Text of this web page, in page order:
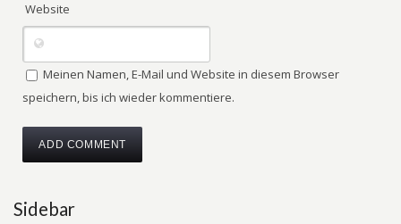
Website
Meinen Namen, E-Mail und Website in diesem Browser
speichern, bis ich wieder kommentiere.
Sidebar